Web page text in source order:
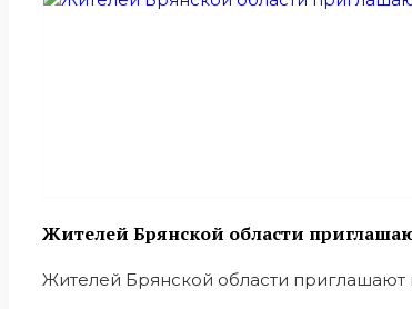
Жителей Брянской области
Жителей Брянской области приглашают